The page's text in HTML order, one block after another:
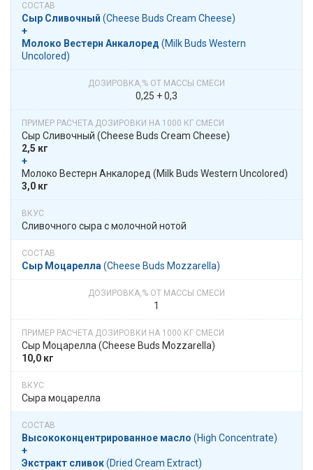
Сыр Сливочный ​​ (Cheese Buds Cream Cheese)
+
Молоко Вестерн Анкалоред ​​ (Milk Buds Western
Uncolored)
0,25 + 0,3
Сыр Сливочный​​ (Cheese Buds Cream Cheese)
2,5 кг
+
​​ Молоко Вестерн Анкалоред​​ (Milk Buds Western Uncolored)
3,0 кг
Сливочного сыра с молочной нотой
Сыр Моцарелла ​​ (Cheese Buds Mozzarella)
1
Сыр Моцарелла​​ (Cheese Buds Mozzarella)
10,0 кг
Сыра моцарелла
Высоко­­концентри­рован­ное масло ​​ (High Concentrate)
+
Экстракт сливок​​ (Dried Cream Extract)